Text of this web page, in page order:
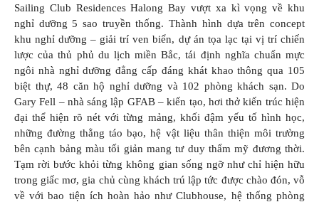
Sailing Club Residences Halong Bay vượt xa kì vọng về khu
nghỉ dưỡng 5 sao truyền thống. Thành hình dựa trên concept
khu nghỉ dưỡng – giải trí ven biển, dự án tọa lạc tại vị trí chiến
lược của thủ phủ du lịch miền Bắc, tái định nghĩa chuẩn mực
ngôi nhà nghỉ dưỡng đẳng cấp đáng khát khao thông qua 105
biệt thự, 48 căn hộ nghỉ dưỡng và 102 phòng khách sạn. Do
Gary Fell – nhà sáng lập GFAB – kiến tạo, hơi thở kiến trúc hiện
đại thể hiện rõ nét với từng mảng, khối đậm yếu tố hình học,
những đường thẳng táo bạo, hệ vật liệu thân thiện môi trường
bên cạnh bảng màu tối giản mang tư duy thẩm mỹ đương thời.
Tạm rời bước khỏi từng không gian sống ngỡ như chỉ hiện hữu
trong giấc mơ, gia chủ cùng khách trú lập tức được chào đón, vỗ
về với bao tiện ích hoàn hảo như Clubhouse, hệ thống phòng